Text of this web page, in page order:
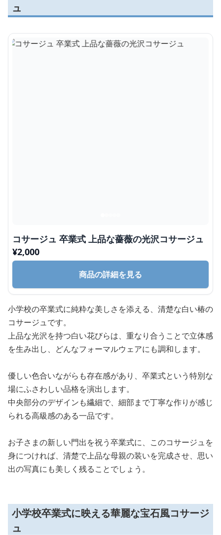
ュ
コサージュ 卒業式 上品な薔薇の光沢コサージュ
¥2,000
商品の詳細を見る
小学校の卒業式に純粋な美しさを添える、清楚な白い椿の
コサージュです。
上品な光沢を持つ白い花びらは、重なり合うことで立体感
を生み出し、どんなフォーマルウェアにも調和します。
優しい色合いながらも存在感があり、卒業式という特別な
場にふさわしい品格を演出します。
中央部分のデザインも繊細で、細部まで丁寧な作りが感じ
られる高級感のある一品です。
お子さまの新しい門出を祝う卒業式に、このコサージュを
身につければ、清楚で上品な母親の装いを完成させ、思い
出の写真にも美しく残ることでしょう。
小学校卒業式に映える華麗な宝石風コサージ
ュ